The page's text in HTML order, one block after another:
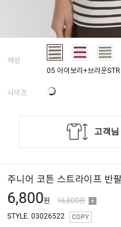
색상
05 아이보리+브라운STR
사이즈
주니어 코튼 스트라이프 반
6,800원 16,800원
STYLE. 03026522 COPY